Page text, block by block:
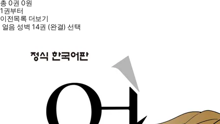
총0권 0원
1권부터
이전목록 더보기
얼음 성벽 14권 (완결) 선택